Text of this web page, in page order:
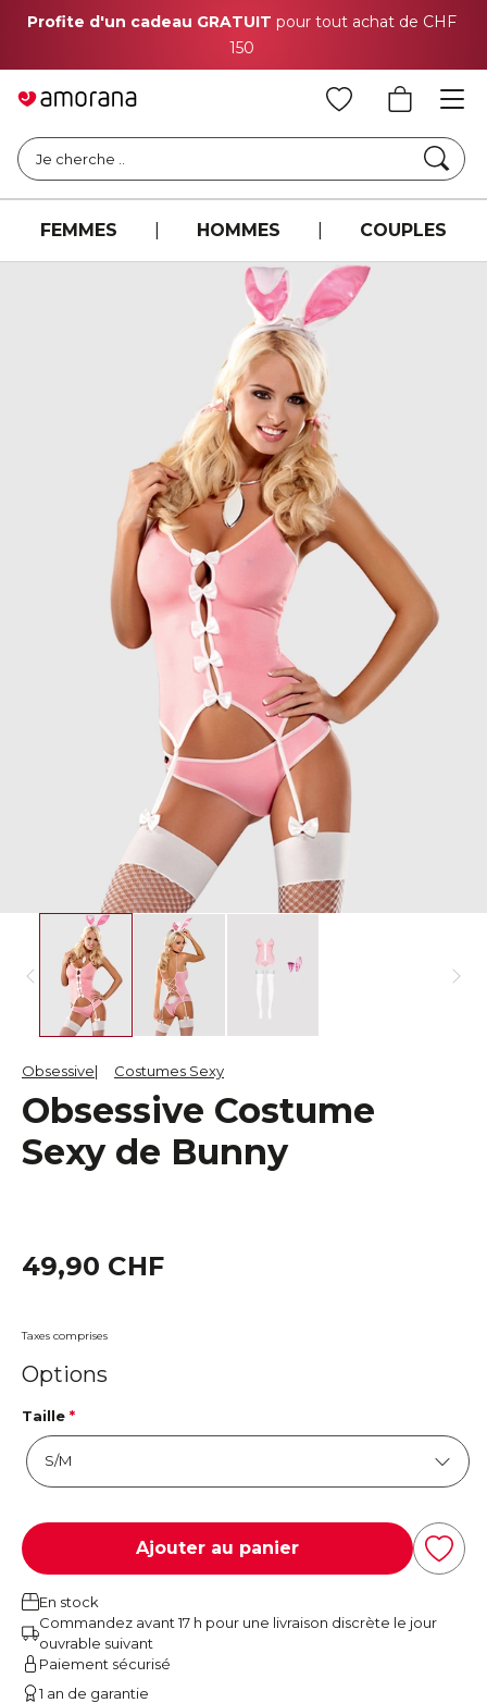
Profite d'un cadeau GRATUIT pour tout achat de CHF
150
Je cherche ..
FEMMES HOMMES COUPLES
Obsessive Costumes Sexy
Obsessive Costume
Sexy de Bunny
49,90 CHF
Taxes comprises
Options
Taille *
Ajouter au panier
En stock
Commandez avant 17 h pour une livraison discrète le jour
ouvrable suivant
Paiement sécurisé
1 an de garantie